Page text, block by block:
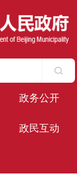
政务公开
政民互动